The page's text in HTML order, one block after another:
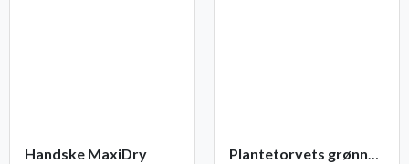
Handske MaxiDry
Plantetorvets grønne vandingspose 75 liter